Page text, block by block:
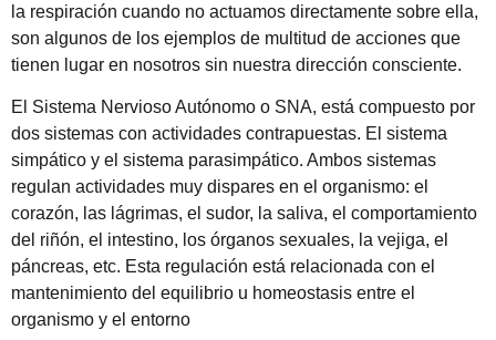
la respiración cuando no actuamos directamente sobre ella,
son algunos de los ejemplos de multitud de acciones que
tienen lugar en nosotros sin nuestra dirección consciente.
El Sistema Nervioso Autónomo o SNA, está compuesto por
dos sistemas con actividades contrapuestas. El sistema
simpático y el sistema parasimpático. Ambos sistemas
regulan actividades muy dispares en el organismo: el
corazón, las lágrimas, el sudor, la saliva, el comportamiento
del riñón, el intestino, los órganos sexuales, la vejiga, el
páncreas, etc. Esta regulación está relacionada con el
mantenimiento del equilibrio u homeostasis entre el
organismo y el entorno